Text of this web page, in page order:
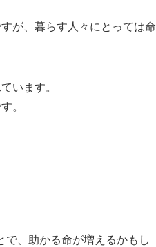
が、暮らす人々にとっては命
います。
。
で、助かる命が増えるかもし